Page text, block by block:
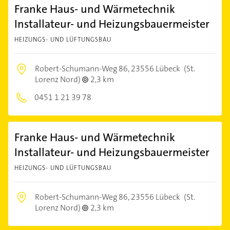
Franke Haus- und Wärmetechnik
Installateur- und Heizungsbauermeister
HEIZUNGS- UND LÜFTUNGSBAU
Robert-Schumann-Weg 86,23556 Lübeck (St.
Lorenz Nord)
2,3 km
0451 1 21 39 78
Franke Haus- und Wärmetechnik
Installateur- und Heizungsbauermeister
HEIZUNGS- UND LÜFTUNGSBAU
Robert-Schumann-Weg 86,23556 Lübeck (St.
Lorenz Nord)
2,3 km